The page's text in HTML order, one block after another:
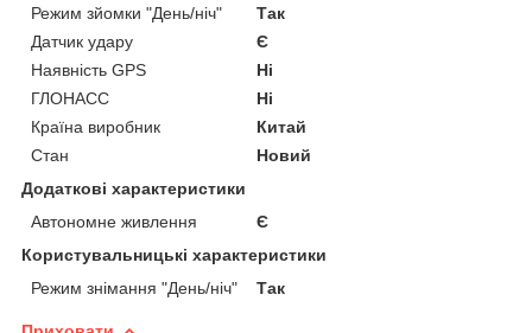
Режим зйомки "День/ніч"
Так
Датчик удару
Є
Наявність GPS
Ні
ГЛОНАСС
Ні
Країна виробник
Китай
Стан
Новий
Додаткові характеристики
Автономне живлення
Є
Користувальницькі характеристики
Режим знімання "День/ніч"
Так